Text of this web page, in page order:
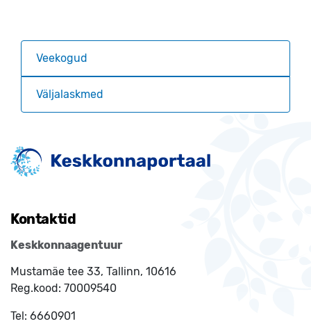
Veekogud
Väljalaskmed
Kontaktid
Keskkonnaagentuur
Mustamäe tee 33, Tallinn, 10616
Reg.kood: 70009540
Tel: 6660901